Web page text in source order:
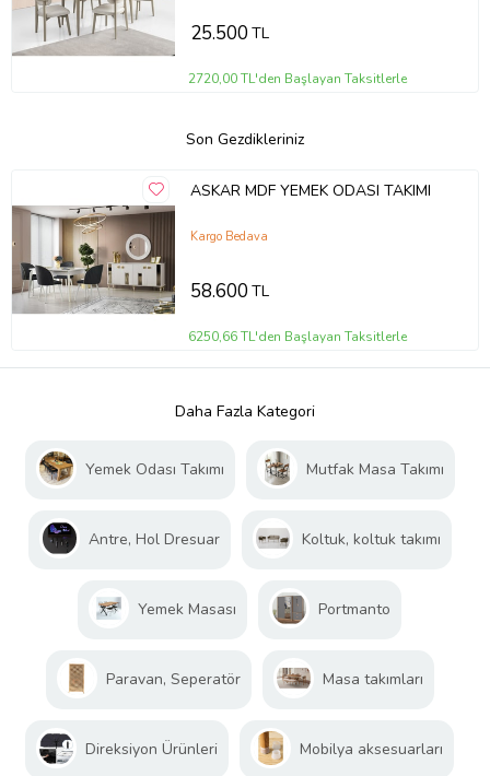
25.500TL
2720,00 TL'den Başlayan Taksitlerle
Son Gezdikleriniz
ASKAR MDF YEMEK ODASI TAKIMI
Kargo Bedava
58.600TL
6250,66 TL'den Başlayan Taksitlerle
Daha Fazla Kategori
Yemek Odası Takımı Mutfak Masa Takımı
Antre, Hol Dresuar Koltuk, koltuk takımı
Yemek Masası Portmanto
Paravan, Seperatör Masa takımları
Direksiyon Ürünleri Mobilya aksesuarları